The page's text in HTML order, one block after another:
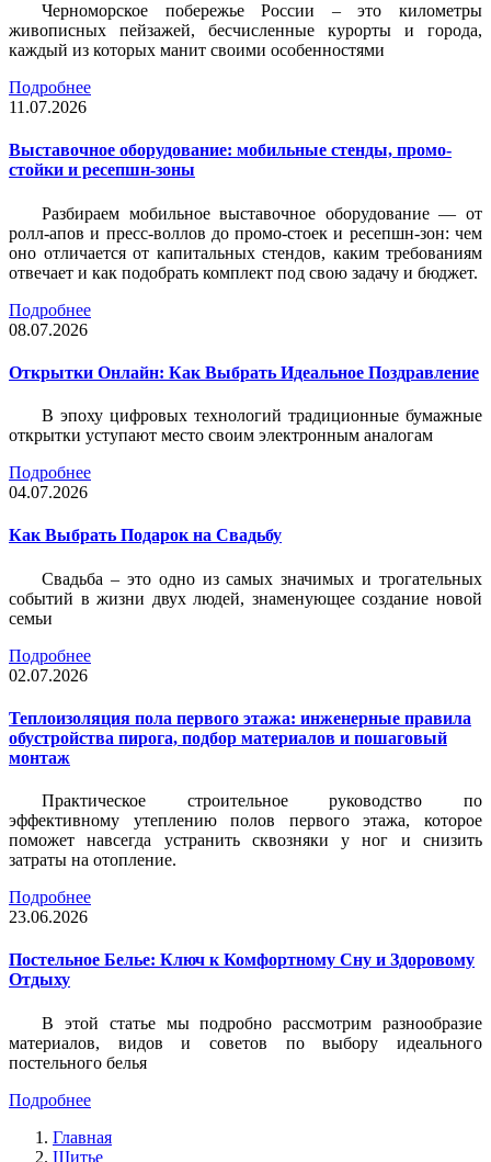
Черноморское побережье России – это километры
живописных пейзажей, бесчисленные курорты и города,
каждый из которых манит своими особенностями
Подробнее
11.07.2026
Выставочное оборудование: мобильные стенды, промо-
стойки и ресепшн-зоны
Разбираем мобильное выставочное оборудование — от
ролл-апов и пресс-воллов до промо-стоек и ресепшн-зон: чем
оно отличается от капитальных стендов, каким требованиям
отвечает и как подобрать комплект под свою задачу и бюджет.
Подробнее
08.07.2026
Открытки Онлайн: Как Выбрать Идеальное Поздравление
В эпоху цифровых технологий традиционные бумажные
открытки уступают место своим электронным аналогам
Подробнее
04.07.2026
Как Выбрать Подарок на Свадьбу
Свадьба – это одно из самых значимых и трогательных
событий в жизни двух людей, знаменующее создание новой
семьи
Подробнее
02.07.2026
Теплоизоляция пола первого этажа: инженерные правила
обустройства пирога, подбор материалов и пошаговый
монтаж
Практическое строительное руководство по
эффективному утеплению полов первого этажа, которое
поможет навсегда устранить сквозняки у ног и снизить
затраты на отопление.
Подробнее
23.06.2026
Постельное Белье: Ключ к Комфортному Сну и Здоровому
Отдыху
В этой статье мы подробно рассмотрим разнообразие
материалов, видов и советов по выбору идеального
постельного белья
Подробнее
Главная
Шитье